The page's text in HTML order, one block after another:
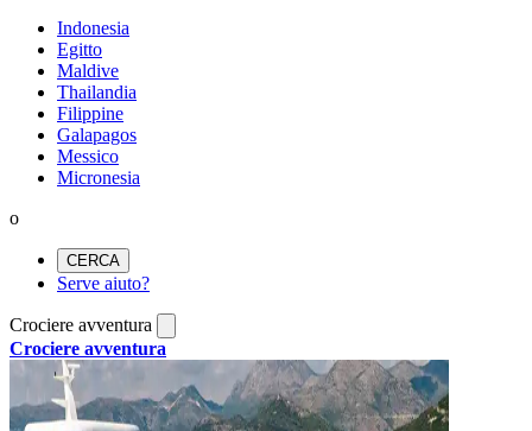
Indonesia
Egitto
Maldive
Thailandia
Filippine
Galapagos
Messico
Micronesia
o
CERCA
Serve aiuto?
Crociere avventura
Crociere avventura